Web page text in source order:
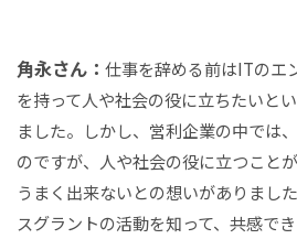
角永さん： 仕事を辞める前はITのエ
を持って人や社会の役に立ちたいと
ました。しかし、営利企業の中では
のですが、人や社会の役に立つこと
うまく出来ないとの想いがありまし
スグラントの活動を知って、共感で